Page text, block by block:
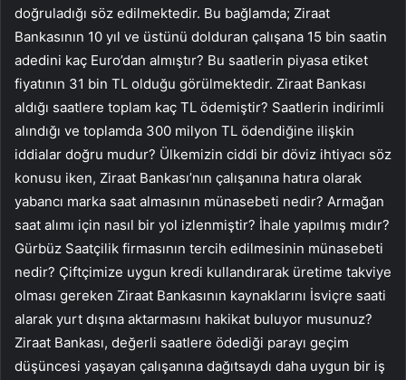
doğruladığı söz edilmektedir. Bu bağlamda; Ziraat
Bankasının 10 yıl ve üstünü dolduran çalışana 15 bin saatin
adedini kaç Euro’dan almıştır? Bu saatlerin piyasa etiket
fiyatının 31 bin TL olduğu görülmektedir. Ziraat Bankası
aldığı saatlere toplam kaç TL ödemiştir? Saatlerin indirimli
alındığı ve toplamda 300 milyon TL ödendiğine ilişkin
iddialar doğru mudur? Ülkemizin ciddi bir döviz ihtiyacı söz
konusu iken, Ziraat Bankası’nın çalışanına hatıra olarak
yabancı marka saat almasının münasebeti nedir? Armağan
saat alımı için nasıl bir yol izlenmiştir? İhale yapılmış mıdır?
Gürbüz Saatçilik firmasının tercih edilmesinin münasebeti
nedir? Çiftçimize uygun kredi kullandırarak üretime takviye
olması gereken Ziraat Bankasının kaynaklarını İsviçre saati
alarak yurt dışına aktarmasını hakikat buluyor musunuz?
Ziraat Bankası, değerli saatlere ödediği parayı geçim
düşüncesi yaşayan çalışanına dağıtsaydı daha uygun bir iş